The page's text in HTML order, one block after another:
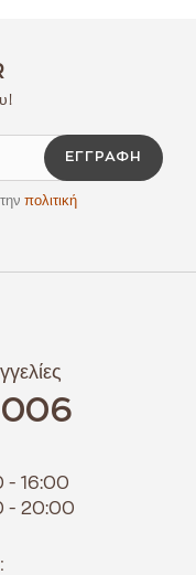
ΕΓΓΡΑΦΉ
πολιτική
- 16:00
- 20:00